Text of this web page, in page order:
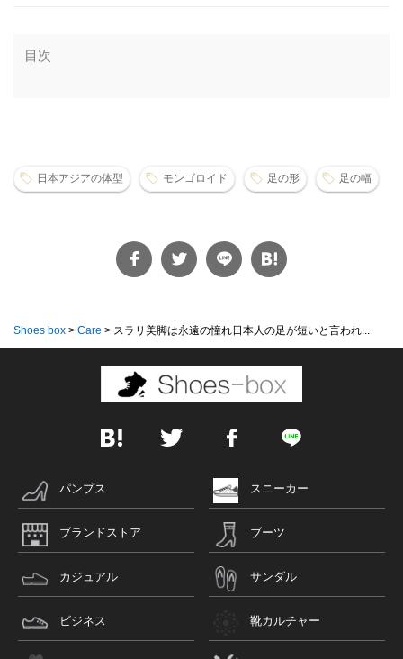
目次
日本アジアの体型 モンゴロイド 足の形 足の幅
Shoes box > Care > スラリ美脚は永遠の憧れ日本人の足が短いと言われ...
パンプス スニーカー
ブランドストア ブーツ
カジュアル サンダル
ビジネス 靴カルチャー